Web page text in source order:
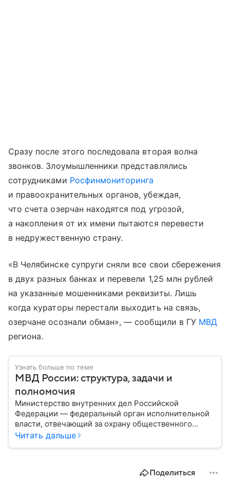
Сразу после этого последовала вторая волна
звонков. Злоумышленники представлялись
сотрудниками Росфинмониторинга
и правоохранительных органов, убеждая,
что счета озерчан находятся под угрозой,
а накопления от их имени пытаются перевести
в недружественную страну.
«В Челябинске супруги сняли все свои сбережения
в двух разных банках и перевели 1,25 млн рублей
на указанные мошенниками реквизиты. Лишь
когда кураторы перестали выходить на связь,
озерчане осознали обман», — сообщили в ГУ МВД
региона.
Узнать больше по теме
МВД России: структура, задачи и
полномочия
Министерство внутренних дел Российской
Федерации — федеральный орган исполнительной
власти, отвечающий за охрану общественного
порядка, борьбу с преступностью, обеспечение
России, какие задачи выполняет министерство, как
Читать дальше
Поделиться